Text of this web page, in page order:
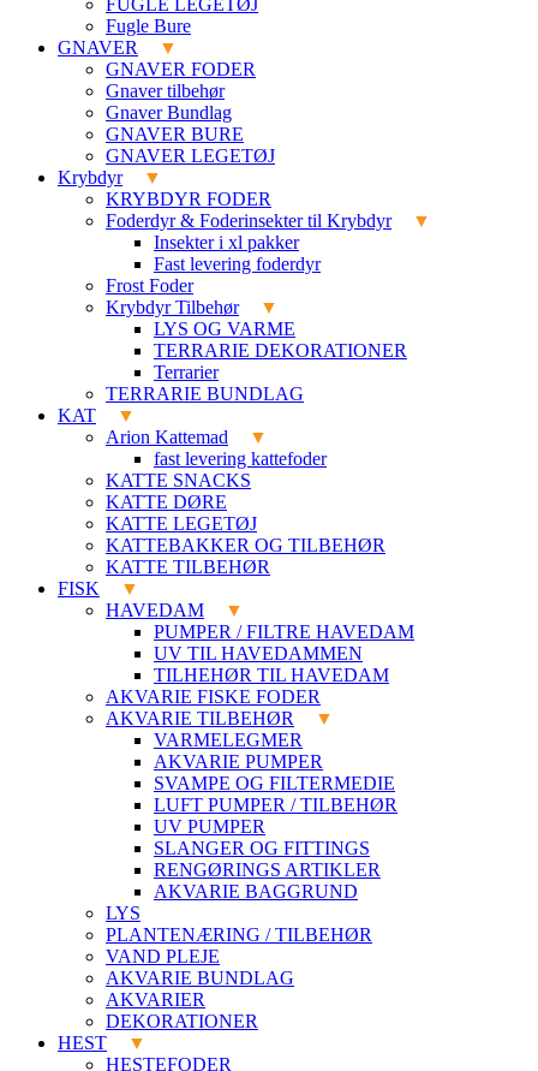
FUGLE LEGETØJ
Fugle Bure
GNAVER
GNAVER FODER
Gnaver tilbehør
Gnaver Bundlag
GNAVER BURE
GNAVER LEGETØJ
Krybdyr
KRYBDYR FODER
Foderdyr & Foderinsekter til Krybdyr
Insekter i xl pakker
Fast levering foderdyr
Frost Foder
Krybdyr Tilbehør
LYS OG VARME
TERRARIE DEKORATIONER
Terrarier
TERRARIE BUNDLAG
KAT
Arion Kattemad
fast levering kattefoder
KATTE SNACKS
KATTE DØRE
KATTE LEGETØJ
KATTEBAKKER OG TILBEHØR
KATTE TILBEHØR
FISK
HAVEDAM
PUMPER / FILTRE HAVEDAM
UV TIL HAVEDAMMEN
TILHEHØR TIL HAVEDAM
AKVARIE FISKE FODER
AKVARIE TILBEHØR
VARMELEGMER
AKVARIE PUMPER
SVAMPE OG FILTERMEDIE
LUFT PUMPER / TILBEHØR
UV PUMPER
SLANGER OG FITTINGS
RENGØRINGS ARTIKLER
AKVARIE BAGGRUND
LYS
PLANTENÆRING / TILBEHØR
VAND PLEJE
AKVARIE BUNDLAG
AKVARIER
DEKORATIONER
HEST
HESTEFODER